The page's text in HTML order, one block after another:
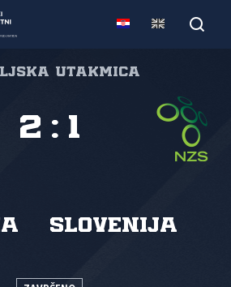
utakmica
Slovenija
2 : 1